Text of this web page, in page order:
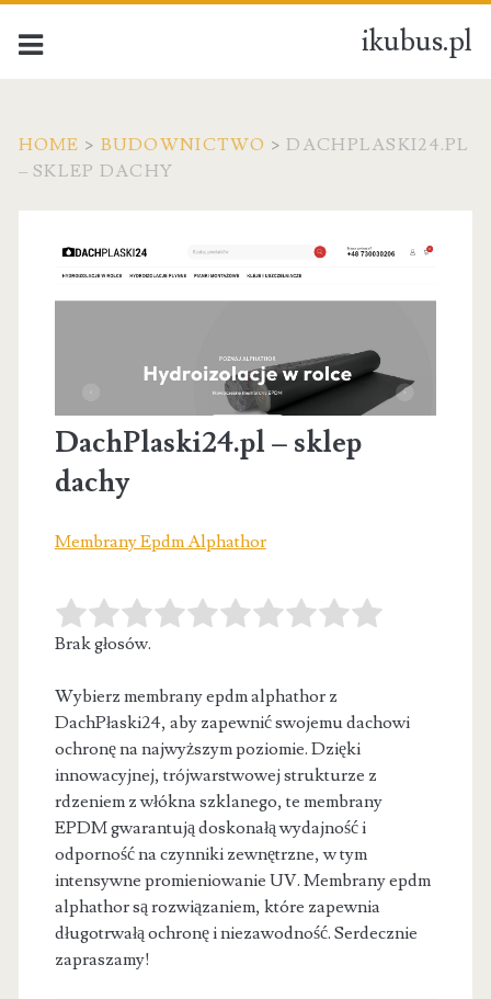
ikubus.pl
HOME > BUDOWNICTWO >DACHPLASKI24.PL
– SKLEP DACHY
DachPlaski24.pl – sklep
dachy
Membrany Epdm Alphathor
Brak głosów.
Wybierz membrany epdm alphathor z
DachPłaski24, aby zapewnić swojemu dachowi
ochronę na najwyższym poziomie. Dzięki
innowacyjnej, trójwarstwowej strukturze z
rdzeniemz włókna szklanego, te membrany
EPDM gwarantują doskonałą wydajność i
odporność na czynniki zewnętrzne, w tym
intensywne promieniowanie UV. Membrany epdm
alphathor są rozwiązaniem, które zapewnia
długotrwałą ochronę i niezawodność. Serdecznie
zapraszamy!